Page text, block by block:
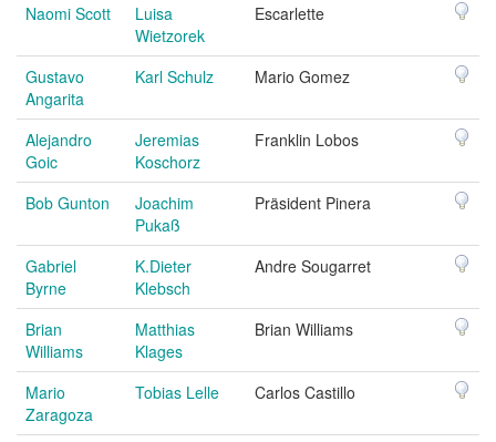
Naomi Scott
Luisa
Wietzorek
Escarlette
Gustavo
Angarita
Karl Schulz Mario Gomez
Alejandro
Goic
Jeremias
Koschorz
Franklin Lobos
Bob Gunton
Joachim
Pukaß
Präsident Pinera
Gabriel
Byrne
K.Dieter
Klebsch
Andre Sougarret
Brian
Williams
Matthias
Klages
Brian Williams
Mario
Zaragoza
Tobias Lelle Carlos Castillo